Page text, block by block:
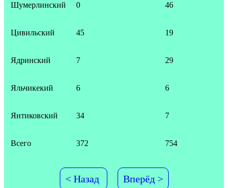
Шумерлинский 0 46
Цивильский 45 19
Ядринский 7 29
Яльчикекий 6 6
Янтиковский 34 7
Всего 372 754
< Назад Вперёд >